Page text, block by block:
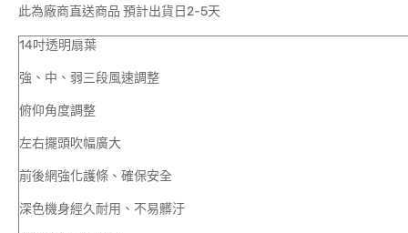
此為廠商直送商品 預計出貨日2-5天
14吋透明扇葉
強、中、弱三段風速調整
俯仰角度調整
左右擺頭吹幅廣大
前後網強化護條、確保安全
深色機身經久耐用、不易髒汙